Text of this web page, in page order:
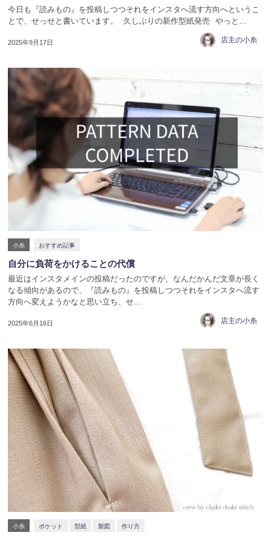
今日も『読みもの』を投稿しつつそれをインスタへ流す方向へというこ
とで、せっせと書いています。 久しぶりの新作型紙発売 やっと…
2025年9月17日 店主の小糸
小糸 おすすめ記事
自分に負荷をかけることの代償
最近はインスタメインの投稿だったのですが、なんだかんだ文章が長く
なる傾向があるので、『読みもの』を投稿しつつそれをインスタへ流す
方向へ変えようかなと思い立ち、せ…
2025年6月16日 店主の小糸
小糸 ポケット 型紙 製図 作り方